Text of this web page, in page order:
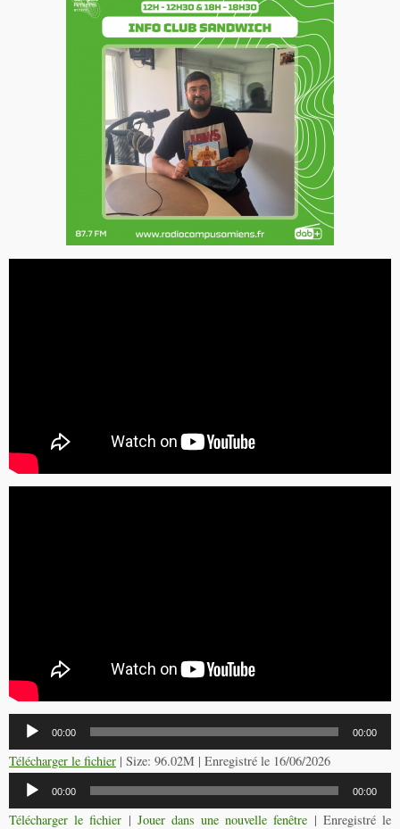
Lecteur
audio
00:00 00:00
Télécharger le fichier | Size: 96.02M | Enregistré le 16/06/2026
Lecteur
audio
00:00 00:00
Télécharger le fichier | Jouer dans une nouvelle fenêtre | Enregistré le